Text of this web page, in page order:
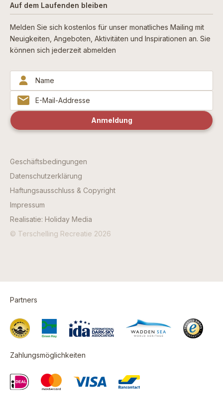
Auf dem Laufenden bleiben
Melden Sie sich kostenlos für unser monatliches Mailing mit
Neuigkeiten, Angeboten, Aktivitäten und Inspirationen an. Sie
können sich jederzeit abmelden
Geschäftsbedingungen
Datenschutzerklärung
Haftungsausschluss & Copyright
Impressum
Realisatie: Holiday Media
© Terschelling Recreatie 2026
Partners
Zahlungsmöglichkeiten